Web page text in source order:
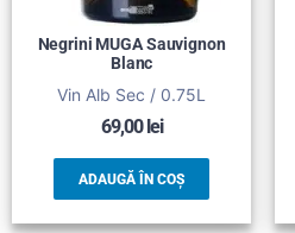
Negrini MUGA Sauvignon
Blanc
Vin Alb Sec / 0.75L
69,00lei
ADAUGĂ ÎN COȘ